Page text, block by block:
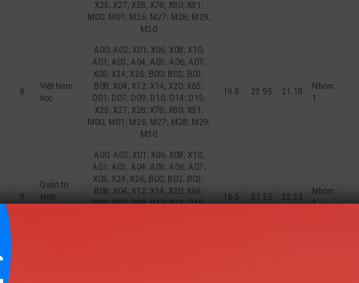
X25; X27; X28; X78; X80; X81;
M00; M01; M26; M27; M28; M29;
M30
8
Việt Nam
học
A00; A02; X01; X06; X08; X10;
A01; A03; A04; A05; A06; A07;
X05; X24; X26; B00; B02; B03;
B08; X04; X12; X14; X20; X65;
D01; D07; D09; D10; D14; D15;
X25; X27; X28; X78; X80; X81;
M00; M01; M26; M27; M28; M29;
M30
19.8 23.95 21.18
Nhóm
1
9
Quản trị
kinh
A00; A02; X01; X06; X08; X10;
A01; A03; A04; A05; A06; A07;
X05; X24; X26; B00; B02; B03;
B08; X04; X12; X14; X20; X65;
D01; D07; D09; D10; D14; D15;
16.5 21.52 22.52
Nhóm
1